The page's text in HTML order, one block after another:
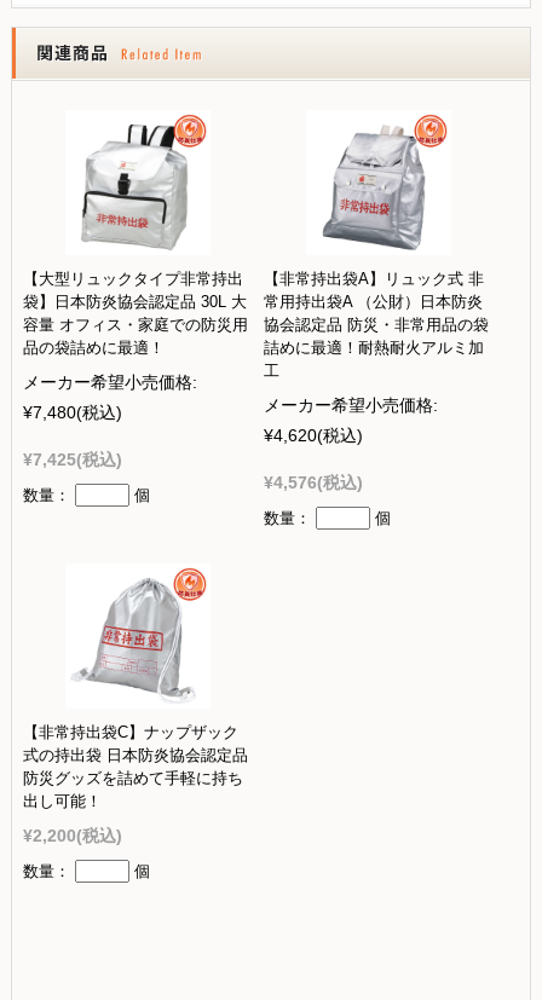
【大型リュックタイプ非常持出
袋】日本防炎協会認定品 30L 大
容量 オフィス・家庭での防災用
品の袋詰めに最適！
メーカー希望小売価格:
¥7,480(税込)
¥7,425(税込)
数量： 個
【非常持出袋A】リュック式 非
常用持出袋A （公財）日本防炎
協会認定品 防災・非常用品の袋
詰めに最適！耐熱耐火アルミ加
工
メーカー希望小売価格:
¥4,620(税込)
¥4,576(税込)
数量： 個
【非常持出袋C】ナップザック
式の持出袋 日本防炎協会認定品
防災グッズを詰めて手軽に持ち
出し可能！
¥2,200(税込)
数量： 個